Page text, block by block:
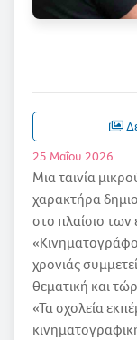
25 Μαΐου 2026
Μια ταινία
χαρακτήρα
στο πλαίσιο
χρονιάς
θεματική και
«Τα σχολεία